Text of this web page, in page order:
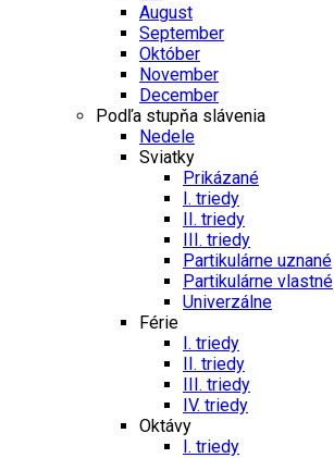
August
September
Október
November
December
Podľa stupňa slávenia
Nedele
Sviatky
Prikázané
I. triedy
II. triedy
III. triedy
Partikulárne uznané
Partikulárne vlastné
Univerzálne
Férie
I. triedy
II. triedy
III. triedy
IV. triedy
Oktávy
I. triedy